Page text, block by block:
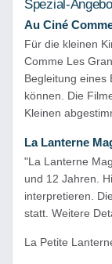
Spezial-
Au Ciné
Für die kleinen
Comme Les
Begleitung eines
können. Die
Kleinen
La Lanterne
"La Lanterne
und 12 Jahren.
interpretieren.
statt. Weitere
La Petite